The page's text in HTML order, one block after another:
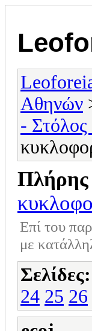
Αθηνών
-
Επί του
με
Σελίδες:
24 25 26